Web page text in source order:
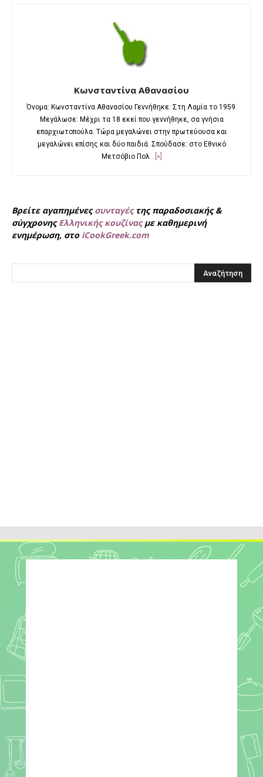
Κωνσταντίνα Αθανασίου
Όνομα: Κωνσταντίνα Αθανασίου Γεννήθηκε: Στη Λαμία το 1959.
Μεγάλωσε: Μέχρι τα 18 εκεί που γεννήθηκε, σα γνήσια
επαρχιωτοπούλα. Τώρα μεγαλώνει στην πρωτεύουσα και
μεγαλώνει επίσης και δύο παιδιά. Σπούδασε: στο Εθνικό
Μετσόβιο Πολ...[»]
Βρείτε αγαπημένεςσυνταγέςτης παραδοσιακής &
σύγχρονηςΕλληνικής κουζίναςμε καθημερινή
ενημέρωση, στο iCookGreek.com